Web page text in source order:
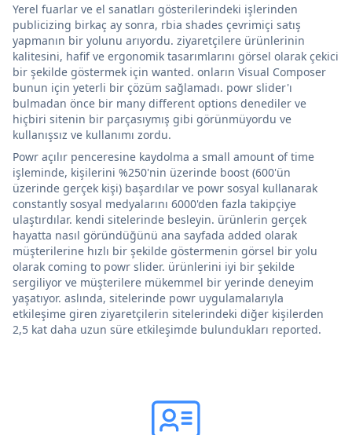
Yerel fuarlar ve el sanatları gösterilerindeki işlerinden
publicizing birkaç ay sonra, rbia shades çevrimiçi satış
yapmanın bir yolunu arıyordu. ziyaretçilere ürünlerinin
kalitesini, hafif ve ergonomik tasarımlarını görsel olarak çekici
bir şekilde göstermek için wanted. onların Visual Composer
bunun için yeterli bir çözüm sağlamadı. powr slider'ı
bulmadan önce bir many different options denediler ve
hiçbiri sitenin bir parçasıymış gibi görünmüyordu ve
kullanışsız ve kullanımı zordu.
Powr açılır penceresine kaydolma a small amount of time
işleminde, kişilerini %250'nin üzerinde boost (600'ün
üzerinde gerçek kişi) başardılar ve powr sosyal kullanarak
constantly sosyal medyalarını 6000'den fazla takipçiye
ulaştırdılar. kendi sitelerinde besleyin. ürünlerin gerçek
hayatta nasıl göründüğünü ana sayfada added olarak
müşterilerine hızlı bir şekilde göstermenin görsel bir yolu
olarak coming to powr slider. ürünlerini iyi bir şekilde
sergiliyor ve müşterilere mükemmel bir yerinde deneyim
yaşatıyor. aslında, sitelerinde powr uygulamalarıyla
etkileşime giren ziyaretçilerin sitelerindeki diğer kişilerden
2,5 kat daha uzun süre etkileşimde bulundukları reported.